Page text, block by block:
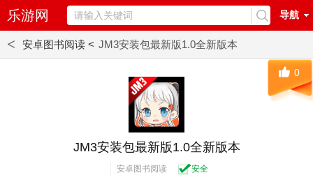
乐游网 导航
< 安卓图书阅读 < JM3安装包最新版1.0全新版本
JM3安装包最新版1.0全新版本
安卓图书阅读 安全
0